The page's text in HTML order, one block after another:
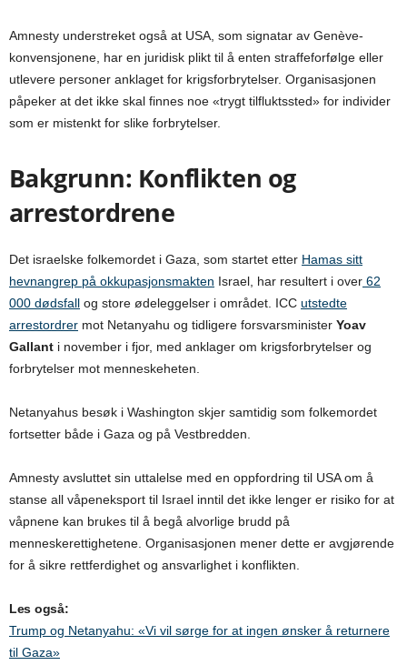
Amnesty understreket også at USA, som signatar av Genève-
konvensjonene, har en juridisk plikt til å enten straffeforfølge eller
utlevere personer anklaget for krigsforbrytelser. Organisasjonen
påpeker at det ikke skal finnes noe «trygt tilfluktssted» for individer
som er mistenkt for slike forbrytelser.
Bakgrunn: Konflikten og
arrestordrene
Det israelske folkemordet i Gaza, som startet etter Hamas sitt
hevnangrep på okkupasjonsmakten Israel, har resultert i over 62
000 dødsfall og store ødeleggelser i området. ICC utstedte
arrestordrer mot Netanyahu og tidligere forsvarsminister Yoav
Gallant i november i fjor, med anklager om krigsforbrytelser og
forbrytelser mot menneskeheten.
Netanyahus besøk i Washington skjer samtidig som folkemordet
fortsetter både i Gaza og på Vestbredden.
Amnesty avsluttet sin uttalelse med en oppfordring til USA om å
stanse all våpeneksport til Israel inntil det ikke lenger er risiko for at
våpnene kan brukes til å begå alvorlige brudd på
menneskerettighetene. Organisasjonen mener dette er avgjørende
for å sikre rettferdighet og ansvarlighet i konflikten.
Les også:
Trump og Netanyahu: «Vi vil sørge for at ingen ønsker å returnere
til Gaza»